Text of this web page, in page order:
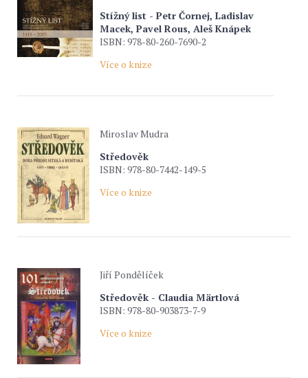
Stížný list - Petr Čornej, Ladislav
Macek, Pavel Rous, Aleš Knápek
ISBN: 978-80-260-7690-2
Více o knize
Miroslav Mudra
Středověk
ISBN: 978-80-7442-149-5
Více o knize
Jiří Pondělíček
Středověk - Claudia Märtlová
ISBN: 978-80-903873-7-9
Více o knize